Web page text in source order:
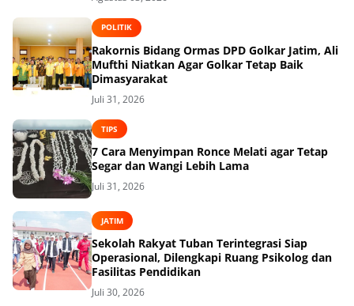
POLITIK
Rakornis Bidang Ormas DPD Golkar Jatim, Ali
Mufthi Niatkan Agar Golkar Tetap Baik
Dimasyarakat
Juli 31, 2026
TIPS
7 Cara Menyimpan Ronce Melati agar Tetap
Segar dan Wangi Lebih Lama
Juli 31, 2026
JATIM
Sekolah Rakyat Tuban Terintegrasi Siap
Operasional, Dilengkapi Ruang Psikolog dan
Fasilitas Pendidikan
Juli 30, 2026